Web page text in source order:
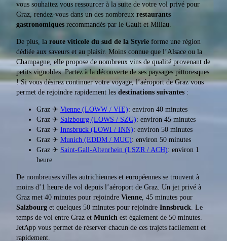
vous souhaitez vous ressourcer à la suite de votre vol privé pour
Graz, rendez-vous dans un des nombreux restaurants
gastronomiques recommandés par le Gault et Millau.
De plus, la route viticole du sud de la Styrie forme une région
dédiée aux saveurs et au plaisir. Moins connue que l’Alsace ou la
Champagne, elle propose de nombreux vins de qualité provenant de
petits vignobles. Partez à la découverte de ses paysages pittoresques
! Si vous désirez continuer votre voyage, l’aéroport de Graz vous
permet de rejoindre rapidement les destinations suivantes :
Graz ✈ Vienne (LOWW / VIE): environ 40 minutes
Graz ✈ Salzbourg (LOWS / SZG): environ 45 minutes
Graz ✈ Innsbruck (LOWI / INN): environ 50 minutes
Graz ✈ Munich (EDDM / MUC): environ 50 minutes
Graz ✈ Saint-Gall-Altenrhein (LSZR / ACH): environ 1
heure
De nombreuses villes autrichiennes et européennes se trouvent à
moins d’1 heure de vol depuis l’aéroport de Graz. Un jet privé à
Graz met 40 minutes pour rejoindre Vienne, 45 minutes pour
Salzbourg et quelques 50 minutes pour rejoindre Innsbruck. Le
temps de vol entre Graz et Munich est également de 50 minutes.
JetApp vous permet de réserver chacun de ces trajets facilement et
rapidement.